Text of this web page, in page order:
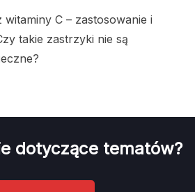
witaminy C – zastosowanie i
takie zastrzyki nie są
dotyczące tematów?